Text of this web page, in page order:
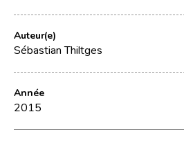
Auteur(e)
Sébastian Thiltges
Année
2015